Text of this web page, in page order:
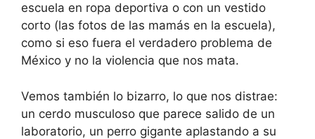
escuela en ropa deportiva o con un vestido
corto (las fotos de las mamás en la escuela),
como si eso fuera el verdadero problema de
México y no la violencia que nos mata.
Vemos también lo bizarro, lo que nos distrae:
un cerdo musculoso que parece salido de un
laboratorio, un perro gigante aplastando a su